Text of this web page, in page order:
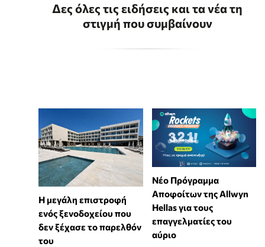
Δες όλες τις ειδήσεις και τα νέα τη
στιγμή που συμβαίνουν
Η μεγάλη επιστροφή
ενός ξενοδοχείου που
δεν ξέχασε το παρελθόν
του
Νέο Πρόγραμμα
Αποφοίτων της Allwyn
Hellas για τους
επαγγελματίες του
αύριο